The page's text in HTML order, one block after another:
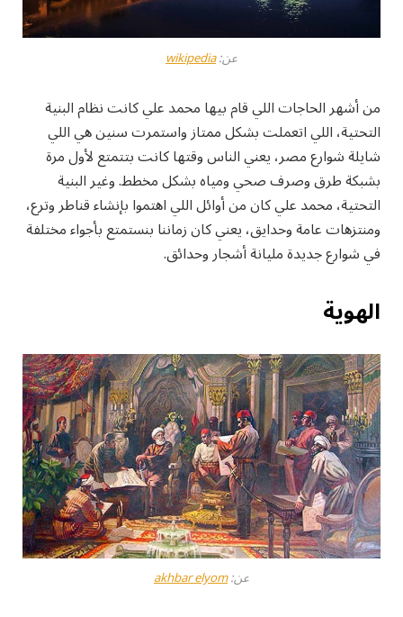
عن:wikipedia
من أشهر الحاجات اللي قام بيها محمد علي كانت نظام البنية
التحتية، اللي اتعملت بشكل ممتاز واستمرت سنين هي اللي
شايلة شوارع مصر، يعني الناس وقتها كانت بتتمتع لأول مرة
بشبكة طرق وصرف صحي ومياه بشكل مخطط. وغير البنية
التحتية، محمد علي كان من أوائل اللي اهتموا بإنشاء قناطر وترع،
ومنتزهات عامة وحدايق، يعني كان زماننا بنستمتع بأجواء مختلفة
في شوارع جديدة مليانة أشجار وحدائق.
الهوية
عن:akhbar elyom